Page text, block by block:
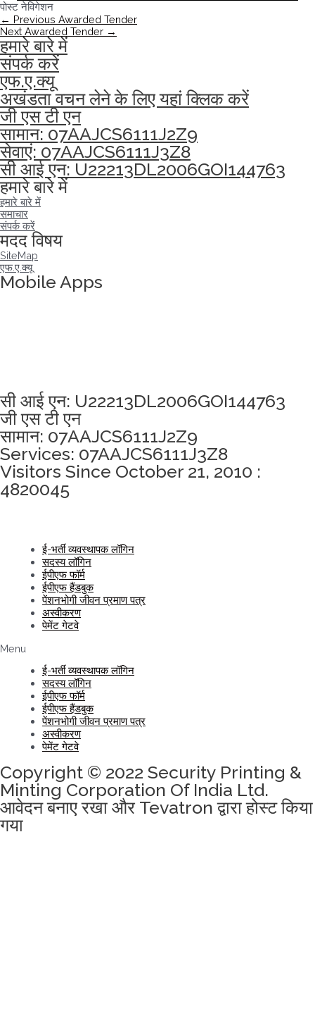
पोस्ट नेविगेशन
← Previous Awarded Tender
Next Awarded Tender →
हमारे बारे में
संपर्क करें
एफ.ए.क्यू
अखंडता वचन लेने के लिए यहां क्लिक करें
जी एस टी एन
सामान: 07AAJCS6111J2Z9
सेवाएं: 07AAJCS6111J3Z8
सी आई एन: U22213DL2006GOI144763
हमारे बारे में
हमारे बारे में
समाचार
संपर्क करें
मदद विषय
SiteMap
एफ.ए.क्यू
Mobile Apps
सी आई एन: U22213DL2006GOI144763
जी एस टी एन
सामान: 07AAJCS6111J2Z9
Services: 07AAJCS6111J3Z8
Visitors Since October 21, 2010 :
4820045
ई-भर्ती व्यवस्थापक लॉगिन
सदस्य लॉगिन
ईपीएफ फॉर्म
ईपीएफ हैंडबुक
पेंशनभोगी जीवन प्रमाण पत्र
अस्वीकरण
पेमेंट गेटवे
Menu
ई-भर्ती व्यवस्थापक लॉगिन
सदस्य लॉगिन
ईपीएफ फॉर्म
ईपीएफ हैंडबुक
पेंशनभोगी जीवन प्रमाण पत्र
अस्वीकरण
पेमेंट गेटवे
Copyright © 2022 Security Printing &
Minting Corporation Of India Ltd.
आवेदन बनाए रखा और Tevatron द्वारा होस्ट किया
गया